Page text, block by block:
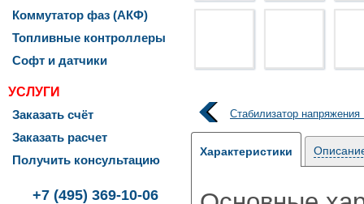
Коммутатор фаз (АКФ)
Топливные контроллеры
Софт и датчики
УСЛУГИ
Заказать счёт
Заказать расчет
Получить консультацию
+7 (495) 369-10-06
Стабилизатор
Характеристики